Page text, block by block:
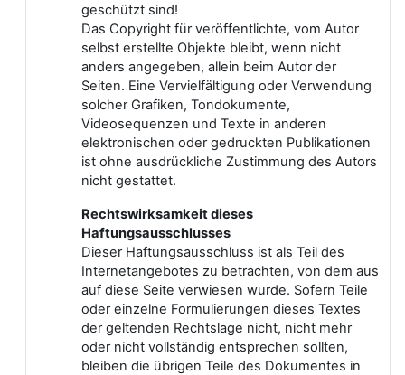
geschützt sind!
Das Copyright für veröffentlichte, vom Autor
selbst erstellte Objekte bleibt, wenn nicht
anders angegeben, allein beim Autor der
Seiten. Eine Vervielfältigung oder Verwendung
solcher Grafiken, Tondokumente,
Videosequenzen und Texte in anderen
elektronischen oder gedruckten Publikationen
ist ohne ausdrückliche Zustimmung des Autors
nicht gestattet.
Rechtswirksamkeit dieses
Haftungsausschlusses
Dieser Haftungsausschluss ist als Teil des
Internetangebotes zu betrachten, von dem aus
auf diese Seite verwiesen wurde. Sofern Teile
oder einzelne Formulierungen dieses Textes
der geltenden Rechtslage nicht, nicht mehr
oder nicht vollständig entsprechen sollten,
bleiben die übrigen Teile des Dokumentes in